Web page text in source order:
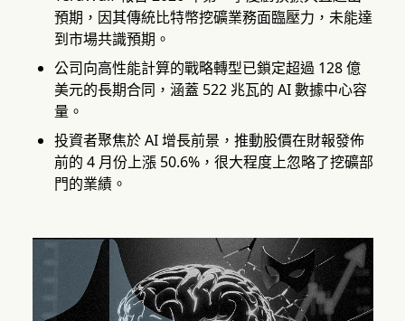
預期，因其傳統比特幣挖礦業務面臨壓力，未能達
到市場共識預期。
公司向高性能計算的戰略轉型已鎖定超過 128 億
美元的長期合同，涵蓋 522 兆瓦的 AI 數據中心容
量。
投資者聚焦於 AI 增長前景，推動股價在財報發佈
前的 4 月份上漲 50.6%，很大程度上忽略了挖礦部
門的業績。